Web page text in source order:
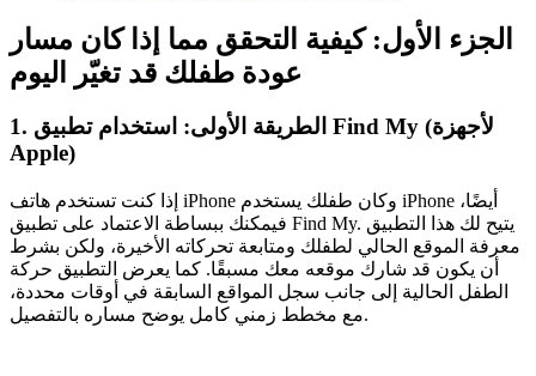
الجزء الأول: كيفية التحقق مما إذا كان مسار
عودة طفلك قد تغيّر اليوم
1.
Apple)
إذا كنت تستخدم هاتف iPhone وكان طفلك يستخدم iPhone أيضًا،
فيمكنك ببساطة الاعتماد على تطبيق Find My. يتيح لك هذا التطبيق
معرفة الموقع الحالي لطفلك ومتابعة تحركاته الأخيرة، ولكن بشرط
أن يكون قد شارك موقعه معك مسبقًا. كما يعرض التطبيق حركة
الطفل الحالية إلى جانب سجل المواقع السابقة في أوقات محددة،
مع مخطط زمني كامل يوضح مساره بالتفصيل.